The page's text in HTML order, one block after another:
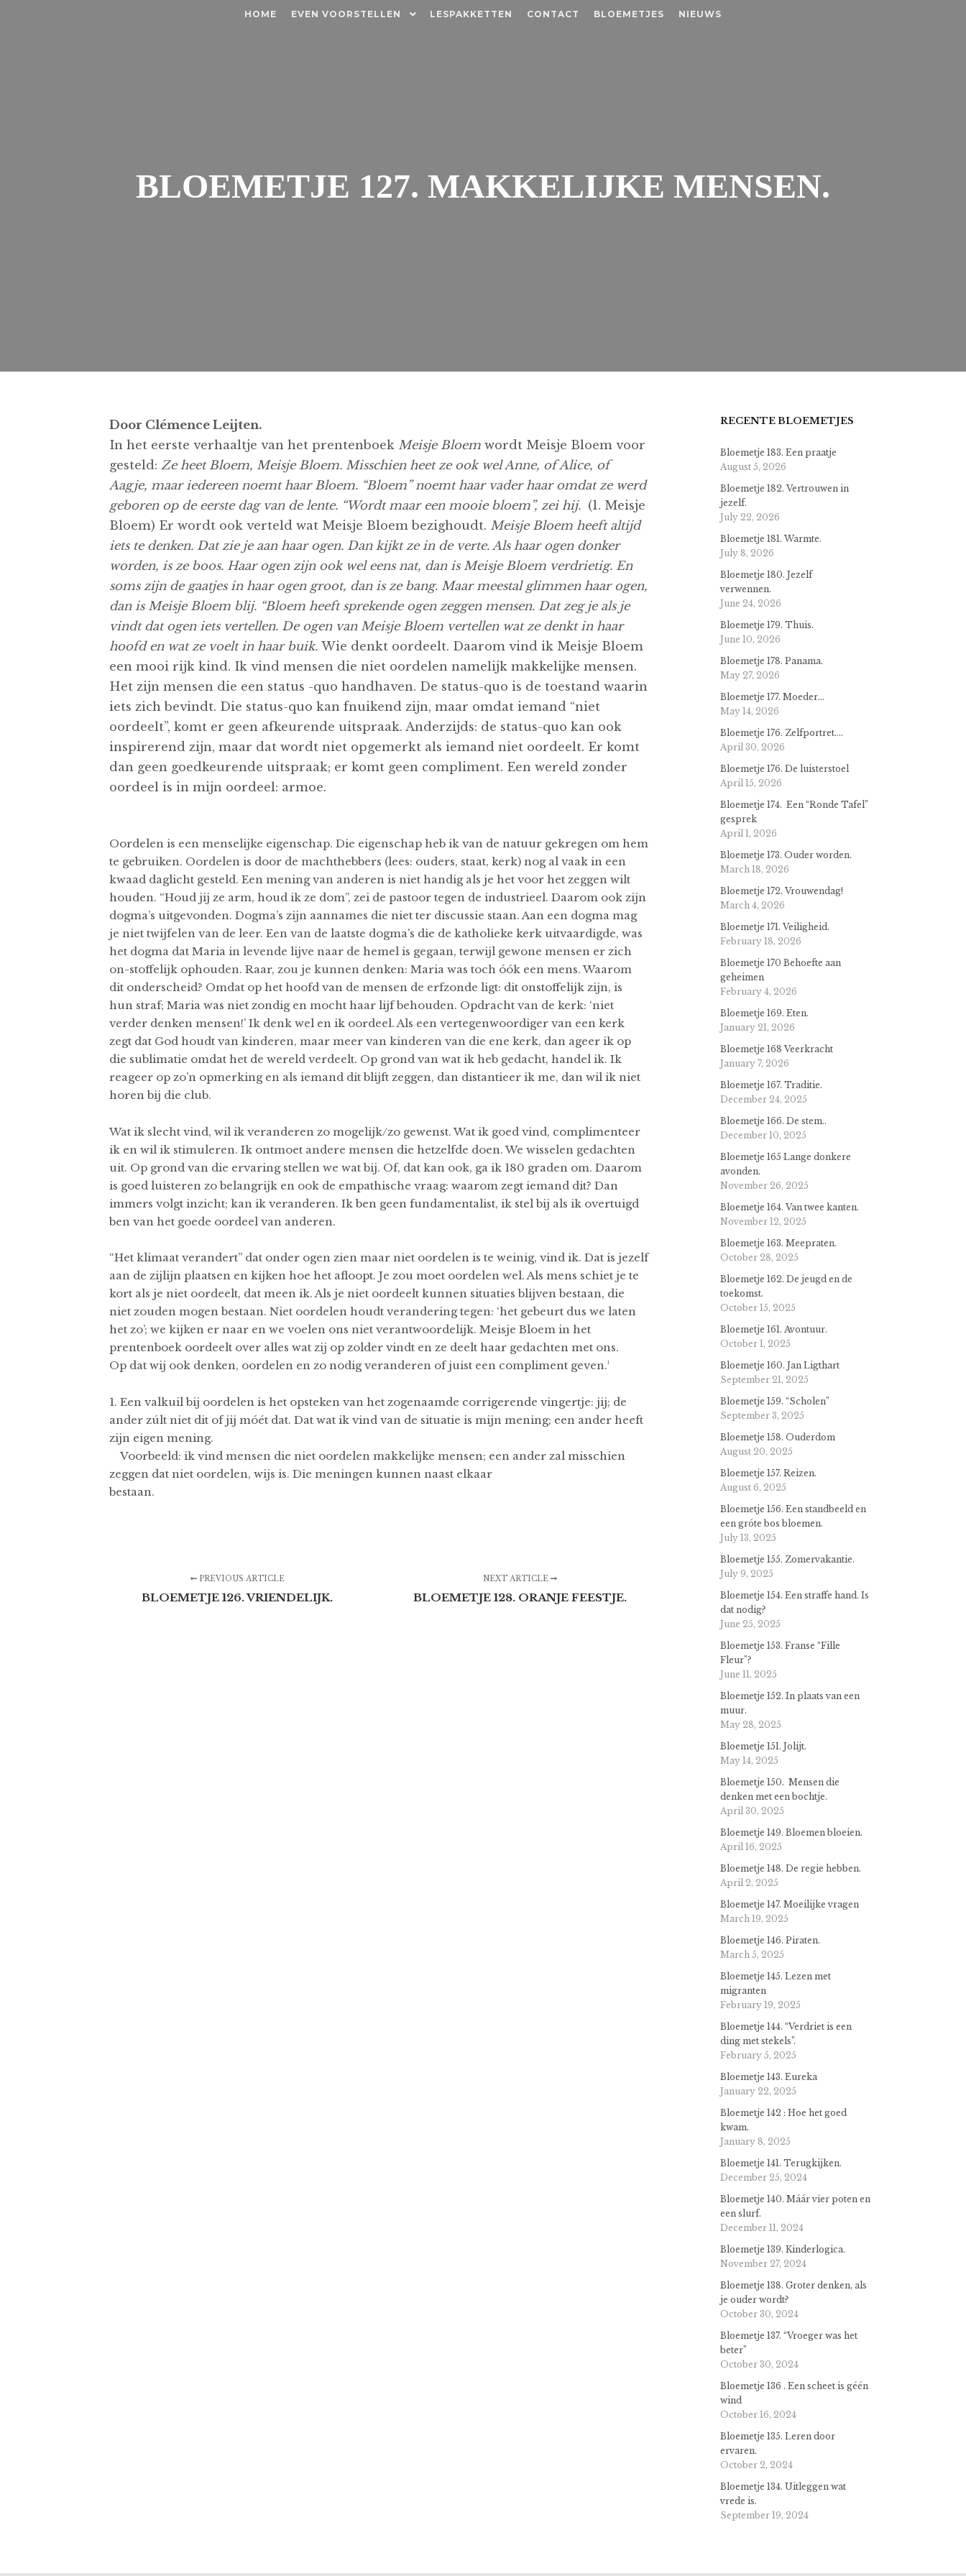
HOME EVEN VOORSTELLEN LESPAKKETTEN CONTACT BLOEMETJES NIEUWS
BLOEMETJE 127. MAKKELIJKE MENSEN.
Door Clémence Leijten.
In het eerste verhaaltje van het prentenboek Meisje Bloem wordt Meisje Bloem voor
gesteld: Ze heet Bloem, Meisje Bloem. Misschien heet ze ook wel Anne, of Alice, of
Aagje, maar iedereen noemt haar Bloem. “Bloem” noemt haar vader haar omdat ze werd
geboren op de eerste dag van de lente. “Wordt maar een mooie bloem”, zei hij. (1. Meisje
Bloem) Er wordt ook verteld wat Meisje Bloem bezighoudt. Meisje Bloem heeft altijd
iets te denken. Dat zie je aan haar ogen. Dan kijkt ze in de verte. Als haar ogen donker
worden, is ze boos. Haar ogen zijn ook wel eens nat, dan is Meisje Bloem verdrietig. En
soms zijn de gaatjes in haar ogen groot, dan is ze bang. Maar meestal glimmen haar ogen,
dan is Meisje Bloem blij. “Bloem heeft sprekende ogen zeggen mensen. Dat zeg je als je
vindt dat ogen iets vertellen. De ogen van Meisje Bloem vertellen wat ze denkt in haar
hoofd en wat ze voelt in haar buik. Wie denkt oordeelt. Daarom vind ik Meisje Bloem
een mooi rijk kind. Ik vind mensen die niet oordelen namelijk makkelijke mensen.
Het zijn mensen die een status -quo handhaven. De status-quo is de toestand waarin
iets zich bevindt. Die status-quo kan fnuikend zijn, maar omdat iemand “niet
oordeelt”, komt er geen afkeurende uitspraak. Anderzijds: de status-quo kan ook
inspirerend zijn, maar dat wordt niet opgemerkt als iemand niet oordeelt. Er komt
dan geen goedkeurende uitspraak; er komt geen compliment. Een wereld zonder
oordeel is in mijn oordeel: armoe.
Oordelen is een menselijke eigenschap. Die eigenschap heb ik van de natuur gekregen om hem
te gebruiken. Oordelen is door de machthebbers (lees: ouders, staat, kerk) nog al vaak in een
kwaad daglicht gesteld. Een mening van anderen is niet handig als je het voor het zeggen wilt
houden. “Houd jij ze arm, houd ik ze dom”, zei de pastoor tegen de industrieel. Daarom ook zijn
dogma’s uitgevonden. Dogma’s zijn aannames die niet ter discussie staan. Aan een dogma mag
je niet twijfelen van de leer. Een van de laatste dogma’s die de katholieke kerk uitvaardigde, was
het dogma dat Maria in levende lijve naar de hemel is gegaan, terwijl gewone mensen er zich
on-stoffelijk ophouden. Raar, zou je kunnen denken: Maria was toch óók een mens. Waarom
dit onderscheid? Omdat op het hoofd van de mensen de erfzonde ligt: dit onstoffelijk zijn, is
hun straf; Maria was niet zondig en mocht haar lijf behouden. Opdracht van de kerk: ‘niet
verder denken mensen!’ Ik denk wel en ik oordeel. Als een vertegenwoordiger van een kerk
zegt dat God houdt van kinderen, maar meer van kinderen van die ene kerk, dan ageer ik op
die sublimatie omdat het de wereld verdeelt. Op grond van wat ik heb gedacht, handel ik. Ik
reageer op zo’n opmerking en als iemand dit blijft zeggen, dan distantieer ik me, dan wil ik niet
horen bij die club.
Wat ik slecht vind, wil ik veranderen zo mogelijk/zo gewenst. Wat ik goed vind, complimenteer
ik en wil ik stimuleren. Ik ontmoet andere mensen die hetzelfde doen. We wisselen gedachten
uit. Op grond van die ervaring stellen we wat bij. Of, dat kan ook, ga ik 180 graden om. Daarom
is goed luisteren zo belangrijk en ook de empathische vraag: waarom zegt iemand dit? Dan
immers volgt inzicht; kan ik veranderen. Ik ben geen fundamentalist, ik stel bij als ik overtuigd
ben van het goede oordeel van anderen.
“Het klimaat verandert” dat onder ogen zien maar niet oordelen is te weinig, vind ik. Dat is jezelf
aan de zijlijn plaatsen en kijken hoe het afloopt. Je zou moet oordelen wel. Als mens schiet je te
kort als je niet oordeelt, dat meen ik. Als je niet oordeelt kunnen situaties blijven bestaan, die
niet zouden mogen bestaan. Niet oordelen houdt verandering tegen: ‘het gebeurt dus we laten
het zo’; we kijken er naar en we voelen ons niet verantwoordelijk. Meisje Bloem in het
prentenboek oordeelt over alles wat zij op zolder vindt en ze deelt haar gedachten met ons.
Op dat wij ook denken, oordelen en zo nodig veranderen of juist een compliment geven.¹
1. Een valkuil bij oordelen is het opsteken van het zogenaamde corrigerende vingertje: jij; de
ander zúlt niet dit of jij móét dat. Dat wat ik vind van de situatie is mijn mening; een ander heeft
zijn eigen mening.
Voorbeeld: ik vind mensen die niet oordelen makkelijke mensen; een ander zal misschien
zeggen dat niet oordelen, wijs is. Die meningen kunnen naast elkaar
bestaan.
PREVIOUS ARTICLE
BLOEMETJE 126. VRIENDELIJK.
NEXT ARTICLE
BLOEMETJE 128. ORANJE FEESTJE.
RECENTE BLOEMETJES
Bloemetje 183. Een praatje
August 5, 2026
Bloemetje 182. Vertrouwen in
jezelf.
July 22, 2026
Bloemetje 181. Warmte.
July 8, 2026
Bloemetje 180. Jezelf
verwennen.
June 24, 2026
Bloemetje 179. Thuis.
June 10, 2026
Bloemetje 178. Panama.
May 27, 2026
Bloemetje 177. Moeder…
May 14, 2026
Bloemetje 176. Zelfportret….
April 30, 2026
Bloemetje 176. De luisterstoel
April 15, 2026
Bloemetje 174. Een “Ronde Tafel”
gesprek
April 1, 2026
Bloemetje 173. Ouder worden.
March 18, 2026
Bloemetje 172. Vrouwendag!
March 4, 2026
Bloemetje 171. Veiligheid.
February 18, 2026
Bloemetje 170 Behoefte aan
geheimen
February 4, 2026
Bloemetje 169. Eten.
January 21, 2026
Bloemetje 168 Veerkracht
January 7, 2026
Bloemetje 167. Traditie.
December 24, 2025
Bloemetje 166. De stem..
December 10, 2025
Bloemetje 165 Lange donkere
avonden.
November 26, 2025
Bloemetje 164. Van twee kanten.
November 12, 2025
Bloemetje 163. Meepraten.
October 28, 2025
Bloemetje 162. De jeugd en de
toekomst.
October 15, 2025
Bloemetje 161. Avontuur.
October 1, 2025
Bloemetje 160. Jan Ligthart
September 21, 2025
Bloemetje 159. “Scholen”
September 3, 2025
Bloemetje 158. Ouderdom
August 20, 2025
Bloemetje 157. Reizen.
August 6, 2025
Bloemetje 156. Een standbeeld en
een gróte bos bloemen.
July 13, 2025
Bloemetje 155. Zomervakantie.
July 9, 2025
Bloemetje 154. Een straffe hand. Is
dat nodig?
June 25, 2025
Bloemetje 153. Franse “Fille
Fleur”?
June 11, 2025
Bloemetje 152. In plaats van een
muur.
May 28, 2025
Bloemetje 151. Jolijt.
May 14, 2025
Bloemetje 150. Mensen die
denken met een bochtje.
April 30, 2025
Bloemetje 149. Bloemen bloeien.
April 16, 2025
Bloemetje 148. De regie hebben.
April 2, 2025
Bloemetje 147. Moeilijke vragen
March 19, 2025
Bloemetje 146. Piraten.
March 5, 2025
Bloemetje 145. Lezen met
migranten
February 19, 2025
Bloemetje 144. “Verdriet is een
ding met stekels”.
February 5, 2025
Bloemetje 143. Eureka
January 22, 2025
Bloemetje 142 : Hoe het goed
kwam.
January 8, 2025
Bloemetje 141. Terugkijken.
December 25, 2024
Bloemetje 140. Máár vier poten en
een slurf.
December 11, 2024
Bloemetje 139. Kinderlogica.
November 27, 2024
Bloemetje 138. Groter denken, als
je ouder wordt?
October 30, 2024
Bloemetje 137. “Vroeger was het
beter”
October 30, 2024
Bloemetje 136 . Een scheet is géén
wind
October 16, 2024
Bloemetje 135. Leren door
ervaren.
October 2, 2024
Bloemetje 134. Uitleggen wat
vrede is.
September 19, 2024